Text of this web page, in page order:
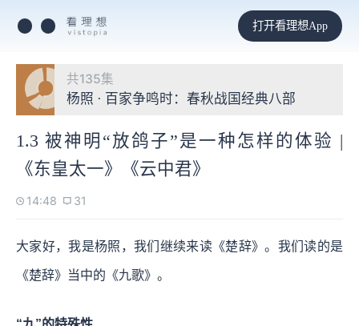
打开看理想App
共135集
杨照 · 百家争鸣时：春秋战国经典八部
1.3 被神明“放鸽子”是一种怎样的体验 |
《东皇太一》《云中君》
14:48 31
大家好，我是杨照，我们继续来读《楚辞》。我们读的是
《楚辞》当中的《九歌》。